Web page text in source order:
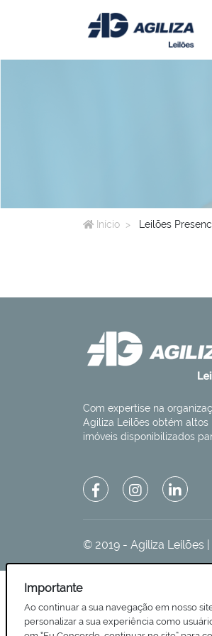
Início Leilões
Com expertise na
Agiliza Leilões obtém
imóveis disponibilizados
© 2019 - Agiliza Leilões
Importante
Ao continuar a sua navegação em nosso
personalizar a sua experiência como